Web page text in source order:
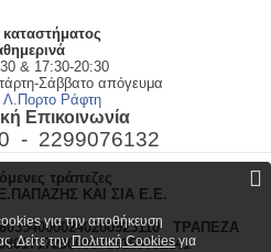
& 17:30-20:30
Σάββατο απόγευμα
Λ.Πορτο Ράφτη
Επικοινωνία
- 2299076132
τράπεζες
ΚΑΙ ΣΙΑ Ε.Ε.
ΤΡΑΠΕΖΑ
για την αποθήκευση
Δείτε τηνΠολιτική Cookiesγια